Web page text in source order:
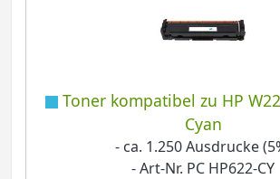
Toner kompatibel zu HP
Cyan
- ca. 1.250 Ausdrucke
- Art-Nr. PC HP622-CY